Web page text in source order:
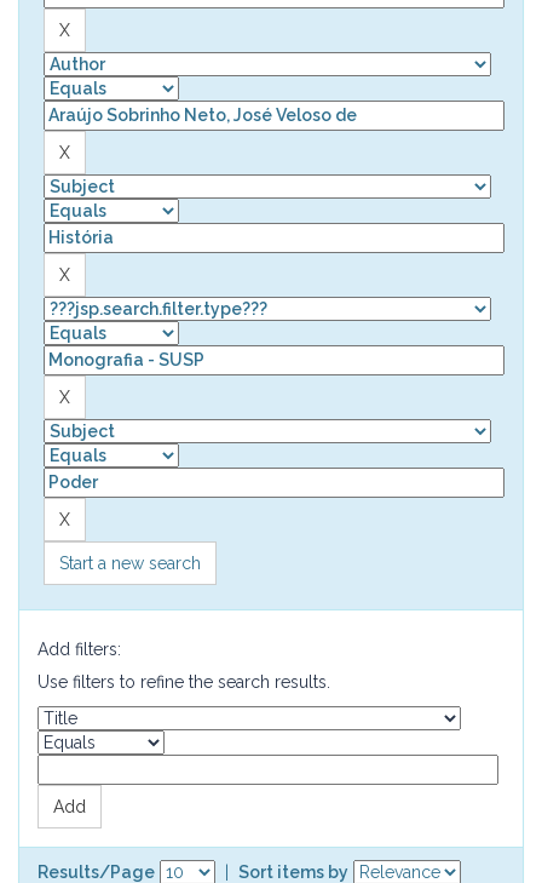
Start a new search
Add filters:
Use filters to refine the search results.
Results/Page
Sort items by